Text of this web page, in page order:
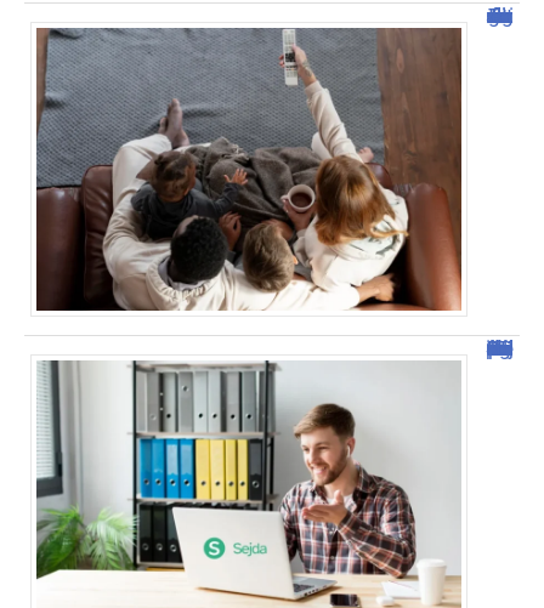
Tout savoir sur malgrim.com : fonctionnalités et avantages
Sejda : l’outil idéal pour manipuler vos PDF en ligne